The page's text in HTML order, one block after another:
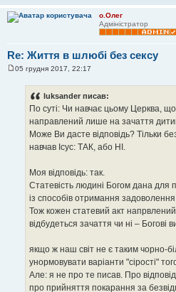
о.Олег
Адміністратор
Re: Життя в шлюбі без сексу
05 грудня 2017, 22:17
luksander писав:
По суті: Чи навчає цьому Церква,
направлений лише на зачаття
Може Ви дасте відповідь? Тільки
навчав Ісус: ТАК, або НІ.
Моя відповідь: так.
Статевість людині Богом дана для
із способів отримання
Тож кожен статевий акт
відбудеться зачаття чи ні – Богові
якщо ж наш світ не є таким чорно-
унормовувати варіанти "сірості"
Але: я не про те писав. Про
про прийняття покарання за